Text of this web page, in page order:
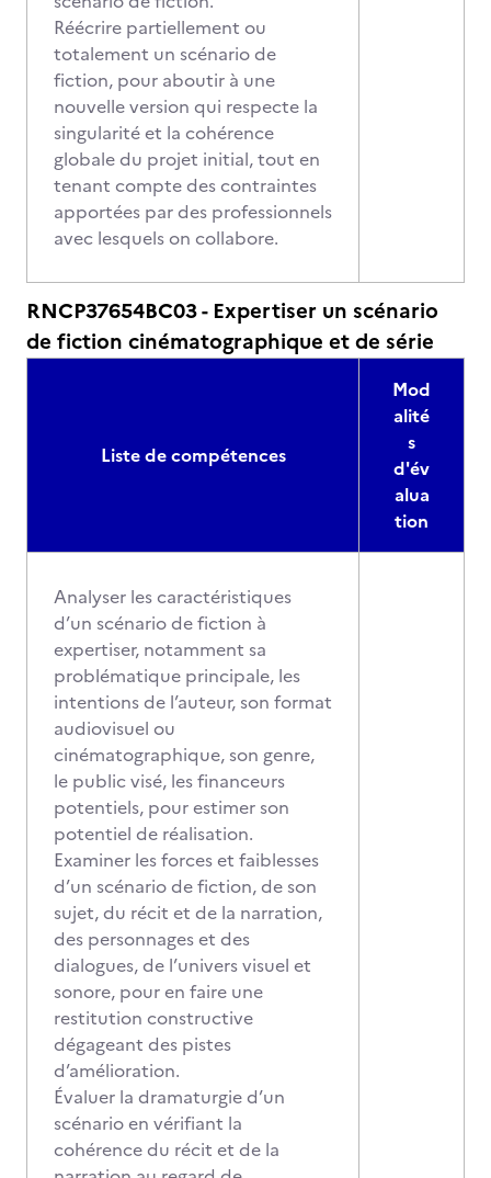
Réécrire partiellement ou
totalement un scénario de
fiction, pour aboutir à une
nouvelle version qui respecte la
singularité et la cohérence
globale du projet initial, tout en
tenant compte des contraintes
apportées par des professionnels
avec lesquels on collabore.
RNCP37654BC03 - Expertiser un scénario
de fiction cinématographique et de série
Liste de compétences
Mod
alité
s
d'év
alua
tion
Analyser les caractéristiques
d’un scénario de fiction à
expertiser, notamment sa
problématique principale, les
intentions de l’auteur, son format
audiovisuel ou
cinématographique, son genre,
le public visé, les financeurs
potentiels, pour estimer son
potentiel de réalisation.
Examiner les forces et faiblesses
d’un scénario de fiction, de son
sujet, du récit et de la narration,
des personnages et des
dialogues, de l’univers visuel et
sonore, pour en faire une
restitution constructive
dégageant des pistes
d’amélioration.
Évaluer la dramaturgie d’un
scénario en vérifiant la
cohérence du récit et de la